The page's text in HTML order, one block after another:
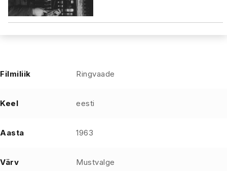
Filmiliik Ringvaade
Keel eesti
Aasta 1963
Värv Mustvalge